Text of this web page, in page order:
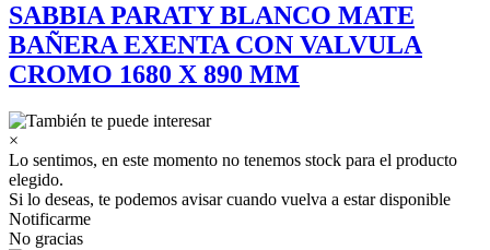
SABBIA PARATY BLANCO MATE
BAÑERA EXENTA CON VALVULA
CROMO 1680 X 890 MM
×
Lo sentimos, en este momento no tenemos stock para el producto
elegido.
Si lo deseas, te podemos avisar cuando vuelva a estar disponible
Notificarme
No gracias